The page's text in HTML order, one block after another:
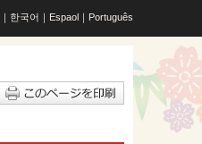
｜ 한국어 ｜ Espaol ｜ Português